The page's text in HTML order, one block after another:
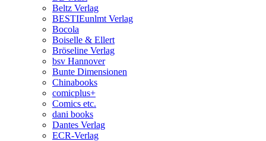
Beltz Verlag
BESTIEunlmt Verlag
Bocola
Boiselle & Ellert
Bröseline Verlag
bsv Hannover
Bunte Dimensionen
Chinabooks
comicplus+
Comics etc.
dani books
Dantes Verlag
ECR-Verlag